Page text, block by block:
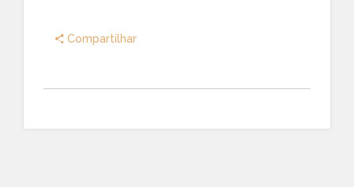
Compartilhar